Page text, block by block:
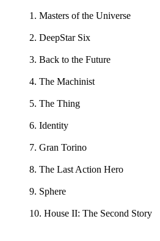
1. Masters of the Universe
2. DeepStar Six
3. Back to the Future
4. The Machinist
5. The Thing
6. Identity
7. Gran Torino
8. The Last Action Hero
9. Sphere
10. House II: The Second Story